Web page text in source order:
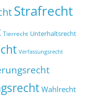
Strafrecht
Tierrecht Unterhaltsrecht
Verfassungsrecht
Wahlrecht